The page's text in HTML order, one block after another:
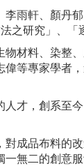
雨軒、顏丹
研究」、「
材料、染整
等專家學者
才，創系至
成品布料的
無二的創意服